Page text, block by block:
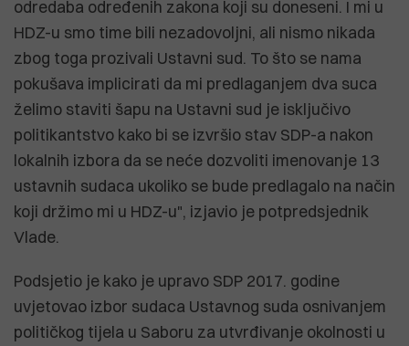
odredaba određenih zakona koji su doneseni. I mi u
HDZ-u smo time bili nezadovoljni, ali nismo nikada
zbog toga prozivali Ustavni sud. To što se nama
pokušava implicirati da mi predlaganjem dva suca
želimo staviti šapu na Ustavni sud je isključivo
politikantstvo kako bi se izvršio stav SDP-a nakon
lokalnih izbora da se neće dozvoliti imenovanje 13
ustavnih sudaca ukoliko se bude predlagalo na način
koji držimo mi u HDZ-u", izjavio je potpredsjednik
Vlade.
Podsjetio je kako je upravo SDP 2017. godine
uvjetovao izbor sudaca Ustavnog suda osnivanjem
političkog tijela u Saboru za utvrđivanje okolnosti u